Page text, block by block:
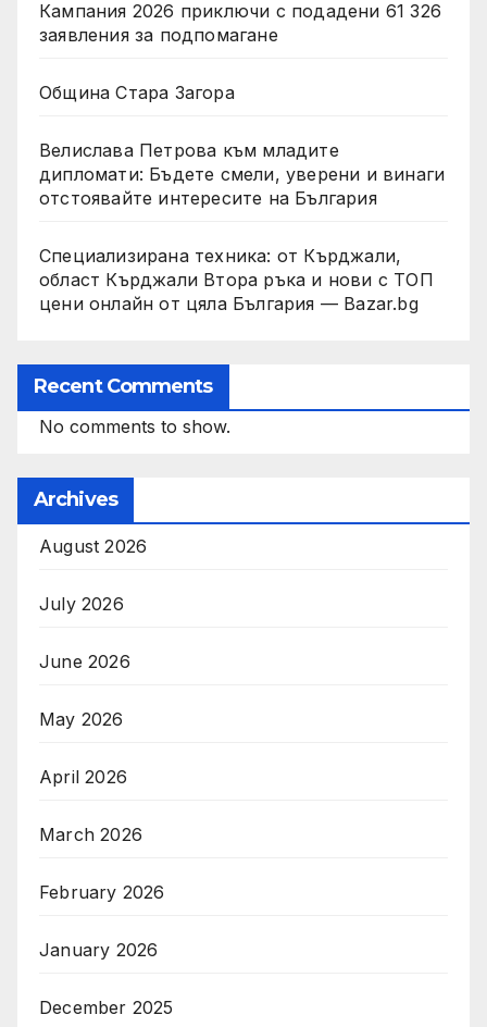
Кампания 2026 приключи с подадени 61 326
заявления за подпомагане
Община Стара Загора
Велислава Петрова към младите
дипломати: Бъдете смели, уверени и винаги
отстоявайте интересите на България
Специализирана техника: от Кърджали,
област Кърджали Втора ръка и нови с ТОП
цени онлайн от цяла България — Bazar.bg
Recent Comments
No comments to show.
Archives
August 2026
July 2026
June 2026
May 2026
April 2026
March 2026
February 2026
January 2026
December 2025